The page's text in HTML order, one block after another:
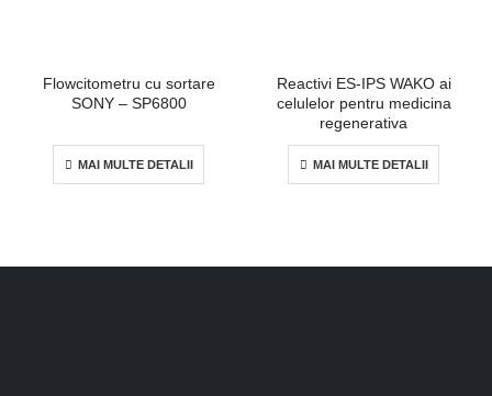
Flowcitometru cu sortare
SONY – SP6800
MAI MULTE DETALII
Reactivi ES-IPS WAKO ai
celulelor pentru medicina
regenerativa
MAI MULTE DETALII